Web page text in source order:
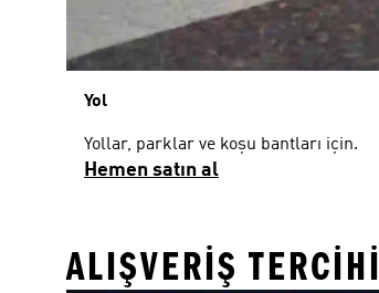
Yol
Yollar, parklar ve koşu bantları için.
Hemen satın al
ALIŞVERIŞ TERCIHI